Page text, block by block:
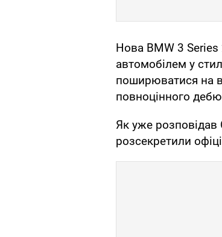
Нова BMW 3
автомобілем у
поширюватися на
повноцінного
Як уже розповідав
розсекретили